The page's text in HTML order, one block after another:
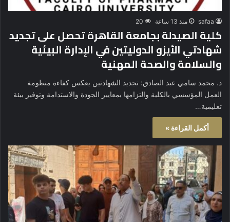
safaa منذ 13 ساعة 20
كلية الصيدلة بجامعة القاهرة تحصل على تجديد
شهادتي الأيزو الدوليتين في الإدارة البيئية
والسلامة والصحة المهنية
د. محمد سامي عبد الصادق: تجديد الشهادتين يعكس كفاءة منظومة
العمل المؤسسي بالكلية والتزامها بمعايير الجودة والاستدامة وتوفير بيئة
تعليمية…
أكمل القراءة »